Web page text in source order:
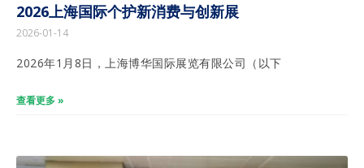
2026上海国际个护新消费与创新展
2026-01-14
2026年1月8日，上海博华国际展览有限公司（以下
查看更多 »